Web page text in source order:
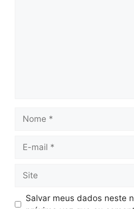
mail
Salvar meus dados neste